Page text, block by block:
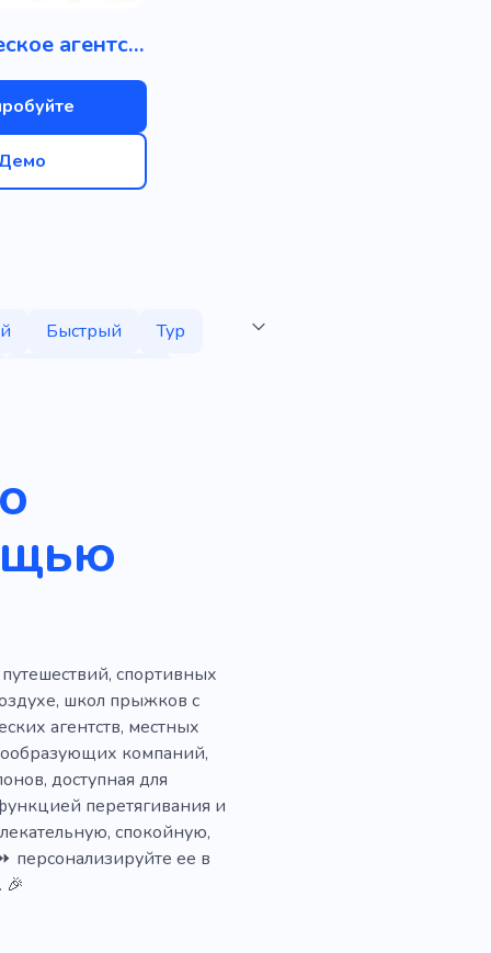
Туристическое агентство
Быстрый
Тур
Безопасности
Дайвинг
Пешие прогулки
Все включено
Точка доступа
Дайвинг-тур
верховая езда
спортивных
школ прыжков с
агентств, местных
компаний,
доступная для
перетягивания и
спокойную,
ее в
🎉